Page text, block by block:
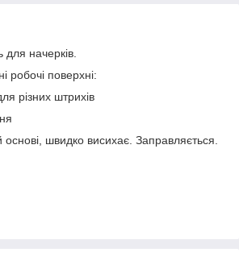
начерків.
робочі поверхні:
різних штрихів
швидко висихає. Заправляється.